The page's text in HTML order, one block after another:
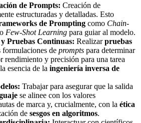
de Prompts: Creación de
estructuradas y detalladas. Esto
de Prompting como Chain-
Few-Shot Learning para guiar al modelo.
Pruebas Continuas: Realizarpruebas
formulaciones de prompts para determinar
rendimiento y precisión para una tarea
esencia de la ingeniería inversa de
Trabajar para asegurar que la salida
se alinee con los valores
de marca y, crucialmente, con la ética
de sesgos en algoritmos.